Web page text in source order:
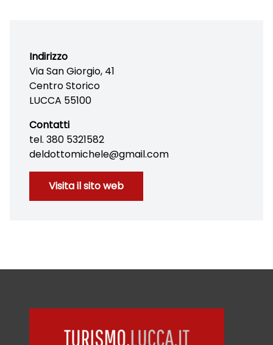
Indirizzo
Via San Giorgio, 41
Centro Storico
LUCCA 55100
Contatti
tel. 380 5321582
deldottomichele@gmail.com
Visita il sito web